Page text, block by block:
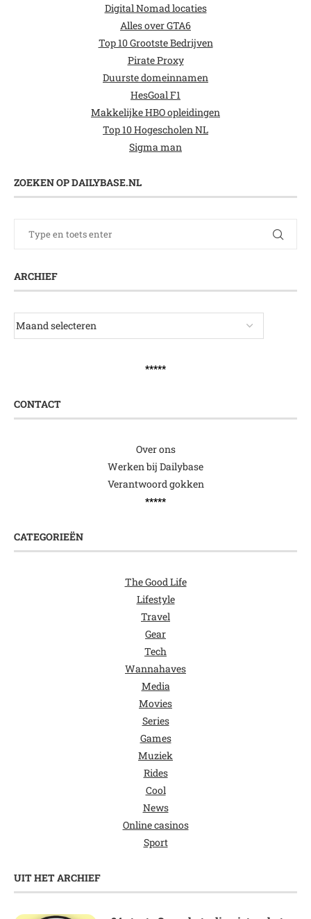
Digital Nomad locaties
Alles over GTA6
Top 10 Grootste Bedrijven
Pirate Proxy
Duurste domeinnamen
HesGoal F1
Makkelijke HBO opleidingen
Top 10 Hogescholen NL
Sigma man
ZOEKEN OP DAILYBASE.NL
ARCHIEF
*****
CONTACT
Over ons
Werken bij Dailybase
Verantwoord gokken
*****
CATEGORIEËN
The Good Life
Lifestyle
Travel
Gear
Tech
Wannahaves
Media
Movies
Series
Games
Muziek
Rides
Cool
News
Online casinos
Sport
UIT HET ARCHIEF